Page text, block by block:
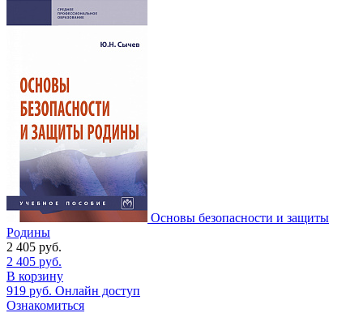
Основы безопасности и защиты
Родины
2 405 руб.
2 405 руб.
В корзину
919 руб. Онлайн доступ
Ознакомиться